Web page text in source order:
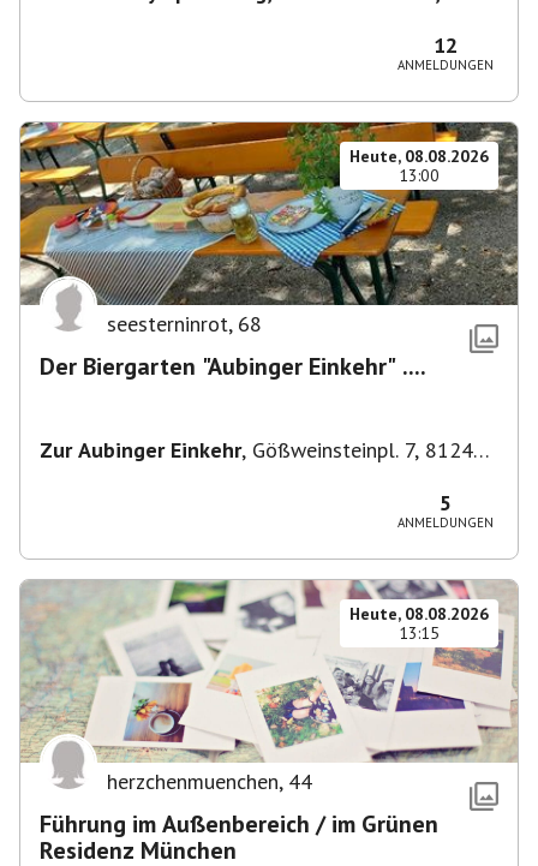
12
ANMELDUNGEN
Heute, 08.08.2026
13:00
seesterninrot, 68
Der Biergarten "Aubinger Einkehr" ....
Zur Aubinger Einkehr, Gößweinsteinpl. 7, 81249
5
ANMELDUNGEN
Heute, 08.08.2026
13:15
herzchenmuenchen, 44
Führung im Außenbereich / im Grünen
Residenz München